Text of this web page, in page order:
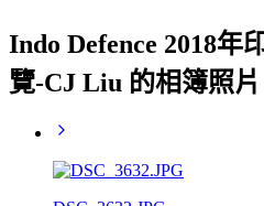
Indo Defence 2018年
覽-CJ Liu 的相簿照片